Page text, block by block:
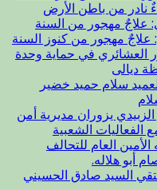
نادر من باطن الأرض
علاجٌ مهجور من السنة
مهجور من كنوز السنة
العشائري في حماية وحدة
ديالى
سلام حميد خضير
يزوران مديرية أمن
الفعاليات الشعبية
العام للتحالف
أبو هلاله.
السيد صادق الحسيني